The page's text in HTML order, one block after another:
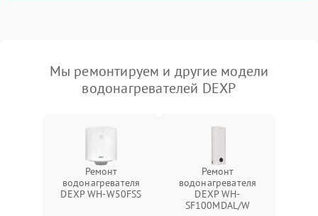
Мы ремонтируем и другие модели
водонагревателей DEXP
Ремонт
водонагревателя
DEXP WH-W50FSS
Ремонт
водонагревателя
DEXP WH-
SF100MDAL/W